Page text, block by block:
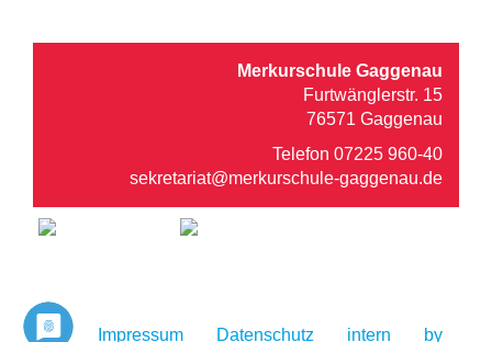
Merkurschule Gaggenau
Furtwänglerstr. 15
76571 Gaggenau
Telefon 07225 960-40
sekretariat@merkurschule-gaggenau.de
Impressum Datenschutz intern by